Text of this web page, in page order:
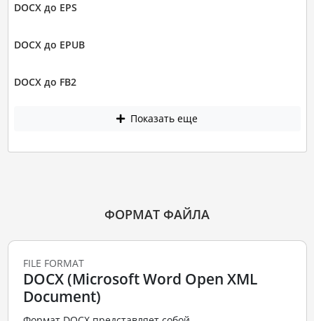
DOCX до EPS
DOCX до EPUB
DOCX до FB2
Показать еще
ФОРМАТ ФАЙЛА
FILE FORMAT
DOCX (Microsoft Word Open XML
Document)